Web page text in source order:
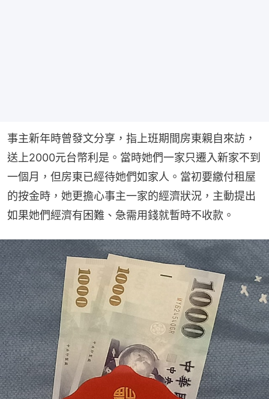
事主新年時曾發文分享，指上班期間房東親自來訪，
送上2000元台幣利是。當時她們一家只遷入新家不到
一個月，但房東已經待她們如家人。當初要繳付租屋
的按金時，她更擔心事主一家的經濟狀況，主動提出
如果她們經濟有困難、急需用錢就暫時不收款。